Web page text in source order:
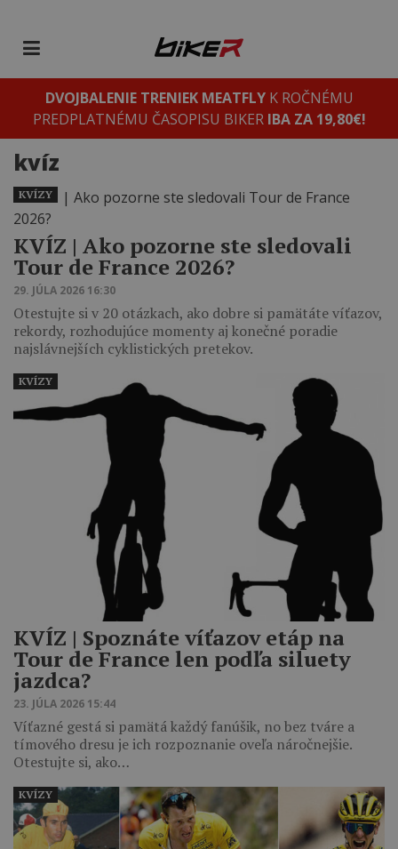
DVOJBALENIE TRENIEK MEATFLYK ROČNÉMU
PREDPLATNÉMU ČASOPISU BIKER IBA ZA 19,80€!
kvíz
KVÍZ | Ako pozorne ste sledovali
Tour de France 2026?
29. JÚLA 2026 16:30
Otestujte si v 20 otázkach, ako dobre si pamätáte víťazov,
rekordy, rozhodujúce momenty aj konečné poradie
najslávnejších cyklistických pretekov.
KVÍZY
KVÍZ | Spoznáte víťazov etáp na
Tour de France len podľa siluety
jazdca?
23. JÚLA 2026 15:44
Víťazné gestá si pamätá každý fanúšik, no bez tváre a
tímového dresu je ich rozpoznanie oveľa náročnejšie.
Otestujte si, ako…
KVÍZY
KVÍZY